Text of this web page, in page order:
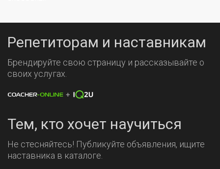
Репетиторам и наставникам
Брендируйте свою страницу и рассказывайте о
своих услугах.
Тем, кто хочет научиться
Не стесняйтесь! Публикуйте объявления, ищите
наставника в каталоге.